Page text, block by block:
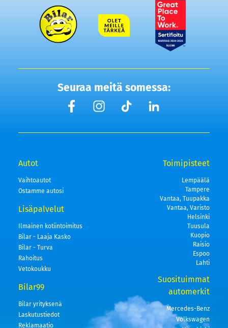
Seuraa meitä somessa:
Autot
Vaihtoautot
Ostamme autosi
Lisäpalvelut
Ilmainen kotiintoimitus
Bilar - Laaja Kasko
Bilar - Turva
Rahoitus
Vetokoukku
Bilar99
Bilar yrityksenä
Laskutustiedot
Reklamaatio
Toimipisteet
Lempäälä
Tampere
Vantaa, Tuupakka
Vantaa, Varisto
Helsinki
Tuusula
Kuopio
Raisio
Espoo
Lahti
Suosituimmat
automerkit
Mercedes-Benz
Volkswagen